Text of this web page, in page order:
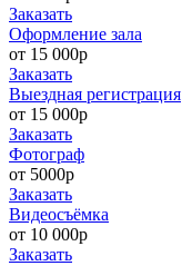
Заказать
Оформление зала
от 15 000р
Заказать
Выездная регистрация
от 15 000р
Заказать
Фотограф
от 5000р
Заказать
Видеосъёмка
от 10 000р
Заказать